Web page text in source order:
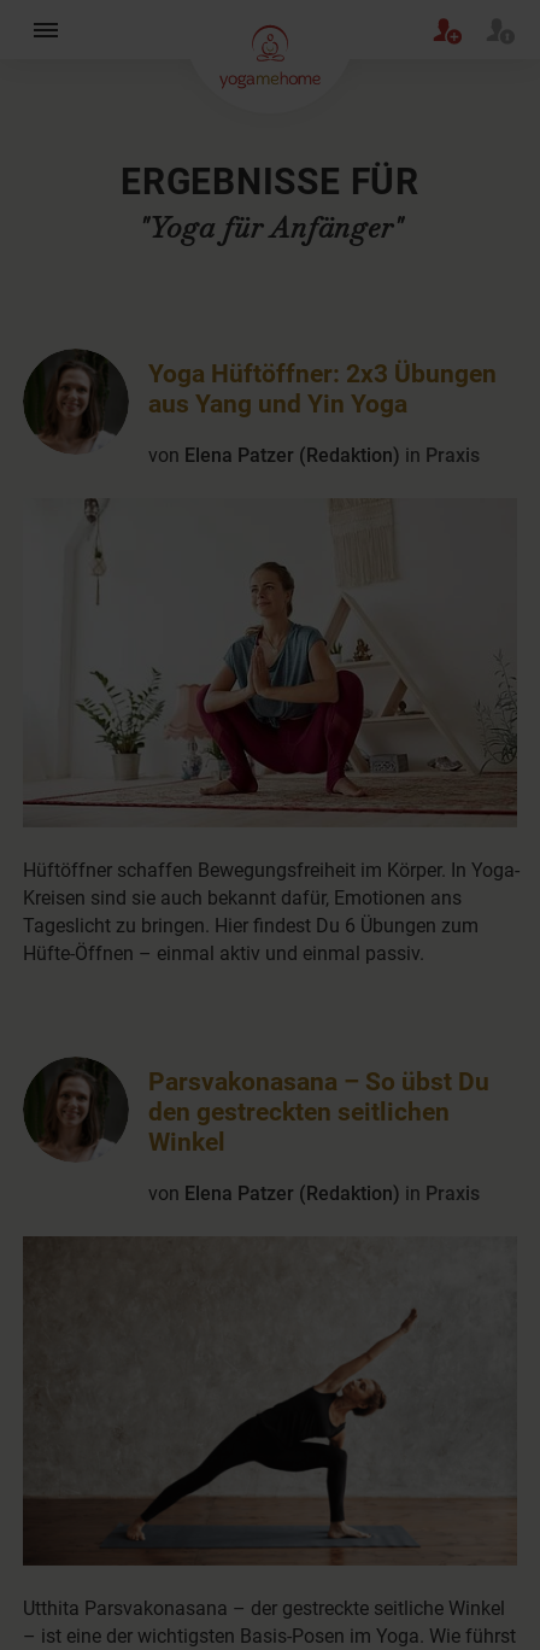
ERGEBNISSE FÜR
"Yoga für Anfänger"
Hüftöffner schaffen Bewegungsfreiheit im Körper. In Yoga-
Kreisen sind sie auch bekannt dafür, Emotionen ans
Tageslicht zu bringen. Hier findest Du 6 Übungen zum
Hüfte-Öffnen – einmal aktiv und einmal passiv.
Yoga Hüftöffner: 2x3 Übungen
aus Yang und Yin Yoga
von Elena Patzer (Redaktion) in Praxis
Utthita Parsvakonasana – der gestreckte seitliche Winkel
– ist eine der wichtigsten Basis-Posen im Yoga. Wie führst
Parsvakonasana – So übst Du
den gestreckten seitlichen
Winkel
von Elena Patzer (Redaktion) in Praxis